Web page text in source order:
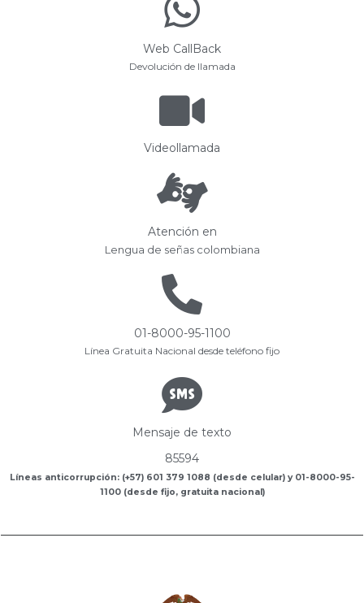
Web CallBack
Devolución de llamada
Videollamada
Atención en
Lengua de señas colombiana
01-8000-95-1100
Línea Gratuita Nacional desde teléfono fijo
Mensaje de texto
85594
Líneas anticorrupción: (+57) 601 379 1088 (desde celular) y 01-8000-95-
1100 (desde fijo, gratuita nacional)